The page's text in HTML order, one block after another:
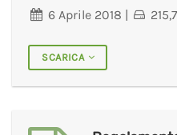
6 Aprile 2018 |
SCARICA